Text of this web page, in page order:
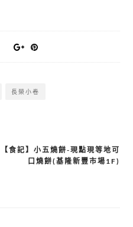
長榮小卷
【食記】小五燒餅-現點現等地可
口燒餅(基隆新豐市場1F)